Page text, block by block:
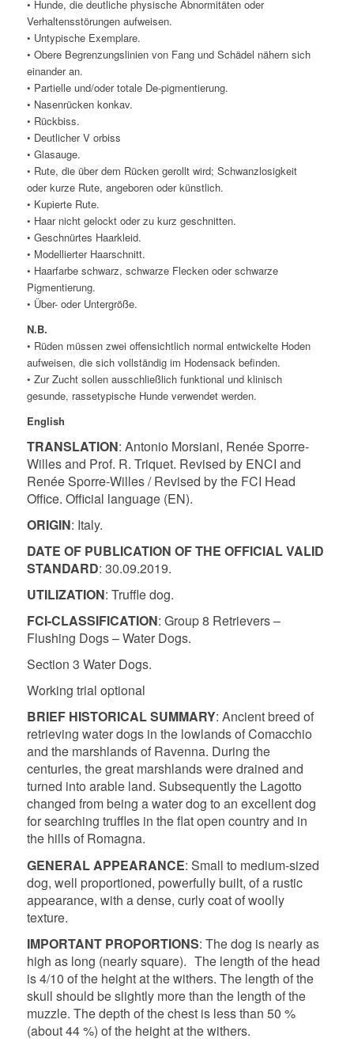
• Hunde, die deutliche physische Abnormitäten oder
Verhaltensstörungen aufweisen.
• Untypische Exemplare.
• Obere Begrenzungslinien von Fang und Schädel nähern sich
einander an.
• Partielle und/oder totale De-pigmentierung.
• Nasenrücken konkav.
• Rückbiss.
• Deutlicher V orbiss
• Glasauge.
• Rute, die über dem Rücken gerollt wird; Schwanzlosigkeit
oder kurze Rute, angeboren oder künstlich.
• Kupierte Rute.
• Haar nicht gelockt oder zu kurz geschnitten.
• Geschnürtes Haarkleid.
• Modellierter Haarschnitt.
• Haarfarbe schwarz, schwarze Flecken oder schwarze
Pigmentierung.
• Über- oder Untergröße.
N.B.
• Rüden müssen zwei offensichtlich normal entwickelte Hoden
aufweisen, die sich vollständig im Hodensack befinden.
• Zur Zucht sollen ausschließlich funktional und klinisch
gesunde, rassetypische Hunde verwendet werden.
English
TRANSLATION: Antonio Morsiani, Renée Sporre-
Willes and Prof. R. Triquet. Revised by ENCI and
Renée Sporre-Willes / Revised by the FCI Head
Office. Official language (EN).
ORIGIN: Italy.
DATE OF PUBLICATION OF THE OFFICIAL VALID
STANDARD: 30.09.2019.
UTILIZATION: Truffle dog.
FCI-CLASSIFICATION: Group 8 Retrievers –
Flushing Dogs – Water Dogs.
Section 3 Water Dogs.
Working trial optional
BRIEF HISTORICAL SUMMARY: Ancient breed of
retrieving water dogs in the lowlands of Comacchio
and the marshlands of Ravenna. During the
centuries, the great marshlands were drained and
turned into arable land. Subsequently the Lagotto
changed from being a water dog to an excellent dog
for searching truffles in the flat open country and in
the hills of Romagna.
GENERAL APPEARANCE: Small to medium-sized
dog, well proportioned, powerfully built, of a rustic
appearance, with a dense, curly coat of woolly
texture.
IMPORTANT PROPORTIONS: The dog is nearly as
high as long (nearly square). The length of the head
is 4/10 of the height at the withers. The length of the
skull should be slightly more than the length of the
muzzle. The depth of the chest is less than 50 %
(about 44 %) of the height at the withers.